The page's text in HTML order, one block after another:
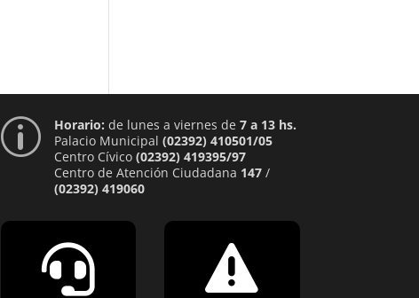
p Horario: de lunes a viernes de 7 a 13 hs.
Palacio Municipal (02392) 410501/05
Centro Cívico (02392) 419395/97
Centro de Atención Ciudadana 147/
(02392) 419060
 